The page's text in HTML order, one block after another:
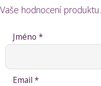
Vaše hodnocení produktu.
Jméno *
Email *